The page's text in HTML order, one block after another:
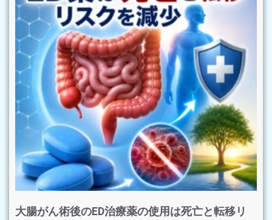
大腸がん術後のED治療薬の使用は死亡と転移リ